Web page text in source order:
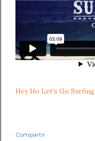
Hey Ho Let's Go Surfing
Compartir